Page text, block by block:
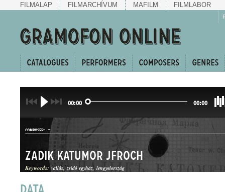
FILMALAP FILMARCHÍVUM MAFILM FILMLABOR
00:00 00:00
COMPOSER: -
Zadik Katumor Jfroch
Keywords: vallás zsidó egyház lengyelország